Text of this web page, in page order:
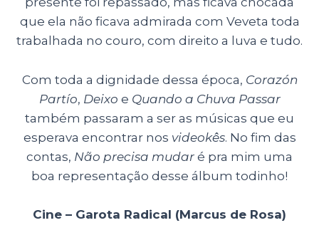
que ela não ficava admirada com Veveta toda
trabalhada no couro, com direito a luva e tudo.
Com toda a dignidade dessa época, Corazón
Partío, Deixo e Quando a Chuva Passar
também passaram a ser as músicas que eu
esperava encontrar nos videokês. No fim das
contas, Não precisa mudar é pra mim uma
boa representação desse álbum todinho!
Cine – Garota Radical (Marcus de Rosa)